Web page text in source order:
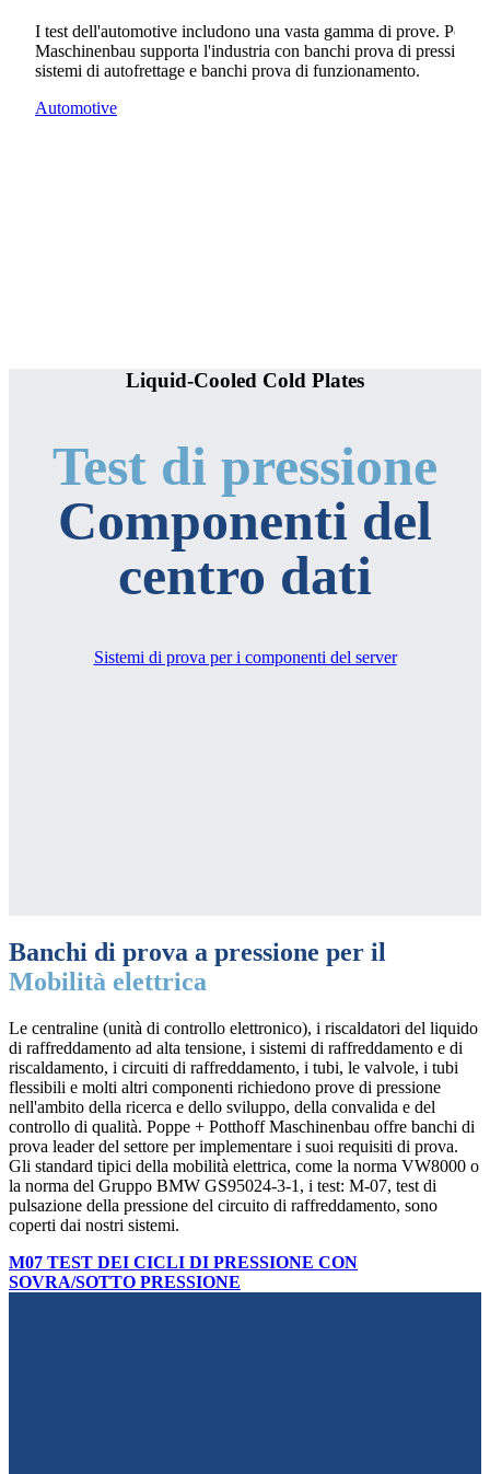
I test dell'automotive includono una vasta gamma di prove.
Maschinenbau supporta l'industria con banchi prova di pressione
sistemi di autofrettage e banchi prova di funzionamento.
Automotive
Liquid-Cooled Cold Plates
Test di pressione
Componenti del
centro dati
Sistemi di prova per i componenti del server
Banchi di prova a pressione per il
Mobilità elettrica
Le centraline (unità di controllo elettronico), i riscaldatori del liquido
di raffreddamento ad alta tensione, i sistemi di raffreddamento e di
riscaldamento, i circuiti di raffreddamento, i tubi, le valvole, i tubi
flessibili e molti altri componenti richiedono prove di pressione
nell'ambito della ricerca e dello sviluppo, della convalida e del
controllo di qualità. Poppe + Potthoff Maschinenbau offre banchi di
prova leader del settore per implementare i suoi requisiti di prova.
Gli standard tipici della mobilità elettrica, come la norma VW8000 o
la norma del Gruppo BMW GS95024-3-1, i test: M-07, test di
pulsazione della pressione del circuito di raffreddamento, sono
coperti dai nostri sistemi.
M07 TEST DEI CICLI DI PRESSIONE CON
SOVRA/SOTTO PRESSIONE